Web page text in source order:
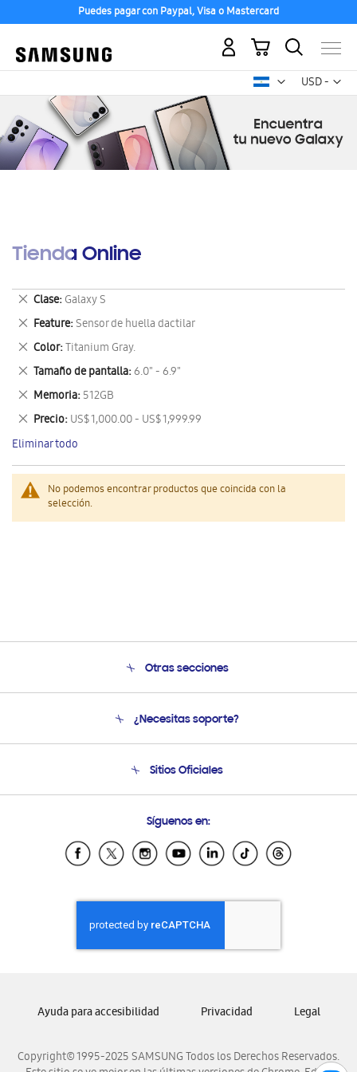
Puedes pagar con Paypal, Visa o Mastercard
USD -
dólar
Mi carrito
Tienda Online
No podemos encontrar productos que coincida con la
selección.
Clase Galaxy S
Eliminar
este
artículo
Feature Sensor de huella dactilar
Eliminar
este
artículo
Color Titanium Gray.
Eliminar
este
artículo
Tamaño de pantalla 6.0" - 6.9"
Eliminar
este
artículo
Memoria 512GB
Eliminar
este
artículo
Precio US$ 1,000.00 - US$ 1,999.99
Eliminar
este
artículo
Eliminar todo
Otras secciones
Soporte
¿Necesitas soporte?
Soporte vía eMail
Sitios Oficiales
Samsung Ecuador
Samsung El Salvador
Samsung Honduras
Samsung Nicaragua
Samsung Panamá
Samsung Venezuela
Síguenos en:
Copyright© 1995-2025 SAMSUNG Todos los Derechos Reservados.
Ayuda para accesibilidad Privacidad Legal